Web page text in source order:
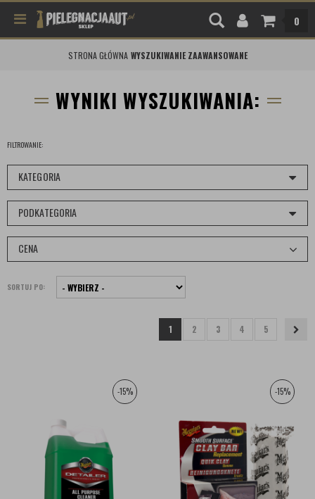
0
STRONA GŁÓWNA WYSZUKIWANIE ZAAWANSOWANE
WYNIKI WYSZUKIWANIA:
FILTROWANIE:
KATEGORIA
PODKATEGORIA
CENA
SORTUJ PO:
1 2 3 4 5
-15% -15%